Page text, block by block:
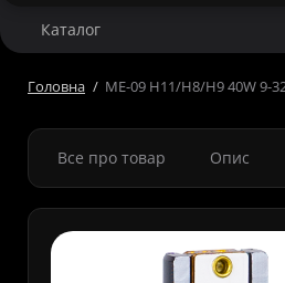
Каталог
Головна ME-09 H11/H8/H9 40W 9-
Все про товар Опис